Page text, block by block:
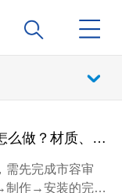
昆山门头广告制作怎么做？材质、工艺、安装注意事项
需先完成市容审
制作→安装的完…